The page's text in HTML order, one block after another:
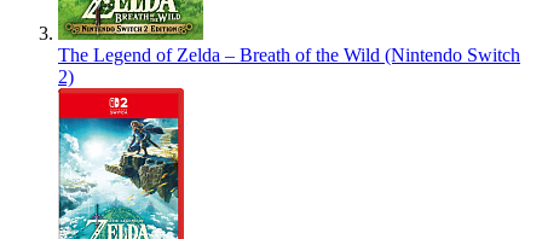
The Legend of Zelda – Breath of the Wild (Nintendo Switch
2)